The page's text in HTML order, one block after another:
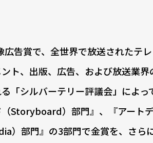
告賞で、全世界で放送されたテ
ト、出版、広告、および放送業界
「シルバーテリー評議会」によっ
Storyboard）部門』、『アート
）部門』の3部門で金賞を、さら